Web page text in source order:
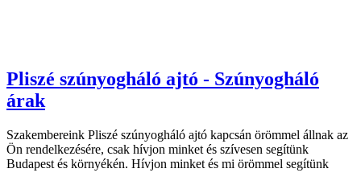
Pliszé szúnyogháló ajtó - Szúnyogháló
árak
Szakembereink Pliszé szúnyogháló ajtó kapcsán örömmel állnak az
Ön rendelkezésére, csak hívjon minket és szívesen segítünk
Budapest és környékén. Hívjon minket és mi örömmel segítünk